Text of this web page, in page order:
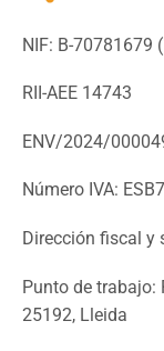
NIF: B-70781679 (
RII-AEE 14743
ENV/2024/
Número IVA:
Dirección fiscal y
Punto de trabajo:
25192, Lleida